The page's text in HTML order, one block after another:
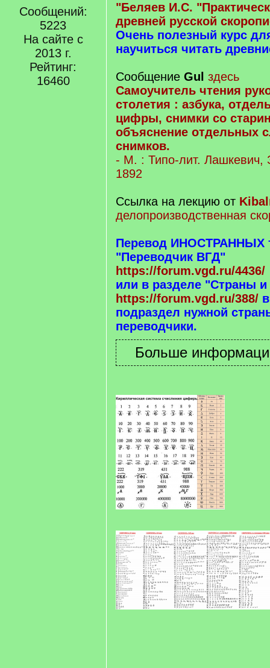
Сообщений:
5223
На сайте с
2013 г.
Рейтинг:
16460
"Беляев И.С.
древней русской
Очень полезный курс
научиться читать
Сообщение Gul здесь
Самоучитель чтения
столетия : азбука,
цифры, снимки со
объяснение отдельных
снимков.
- М. : Типо-лит. Лашкевич,
1892
Ссылка на лекцию от
делопроизводственная
Перевод ИНОСТРАННЫХ
"Переводчик ВГД"
https://forum.vgd.ru/4436/
или в разделе "Страны
https://forum.vgd.ru/388/
подраздел нужной
переводчики.